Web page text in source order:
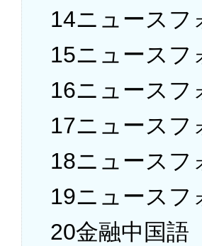
14ニュースフ
15ニュースフ
16ニュースフ
17ニュースフ
18ニュースフ
19ニュースフ
20金融中国語